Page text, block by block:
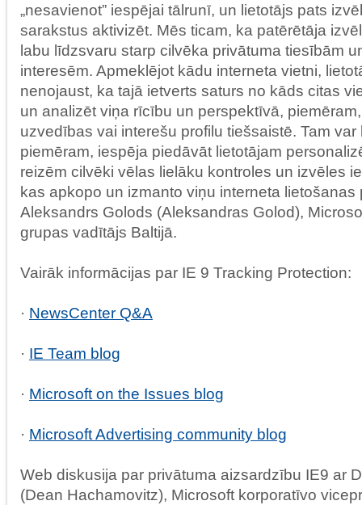
„nesavienot” iespējai tālrunī, un lietotājs pats
sarakstus aktivizēt. Mēs ticam, ka patērētāja
labu līdzsvaru starp cilvēka privātuma tiesībām
interesēm. Apmeklējot kādu interneta vietni,
nenojaust, ka tajā ietverts saturs no kāds citas
un analizēt viņa rīcību un perspektīvā,
uzvedības vai interešu profilu tiešsaistē. Tam
piemēram, iespēja piedāvāt lietotājam
reizēm cilvēki vēlas lielāku kontroles un izvēles
kas apkopo un izmanto viņu interneta lietošanas
Aleksandrs Golods (Aleksandras Golod),
grupas vadītājs Baltijā.
Vairāk informācijas par IE 9 Tracking Protection:
· NewsCenter Q&A
· IE Team blog
· Microsoft on the Issues blog
· Microsoft Advertising community blog
Web diskusija par privātuma aizsardzību IE9 ar
(Dean Hachamovitz), Microsoft korporatīvo